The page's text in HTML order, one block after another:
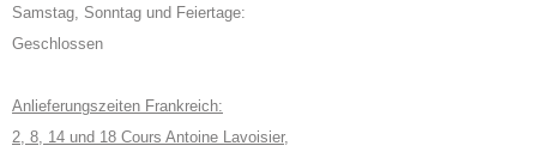
Samstag, Sonntag und Feiertage:
Geschlossen
Anlieferungszeiten Frankreich:
2, 8, 14 und 18 Cours Antoine Lavoisier,